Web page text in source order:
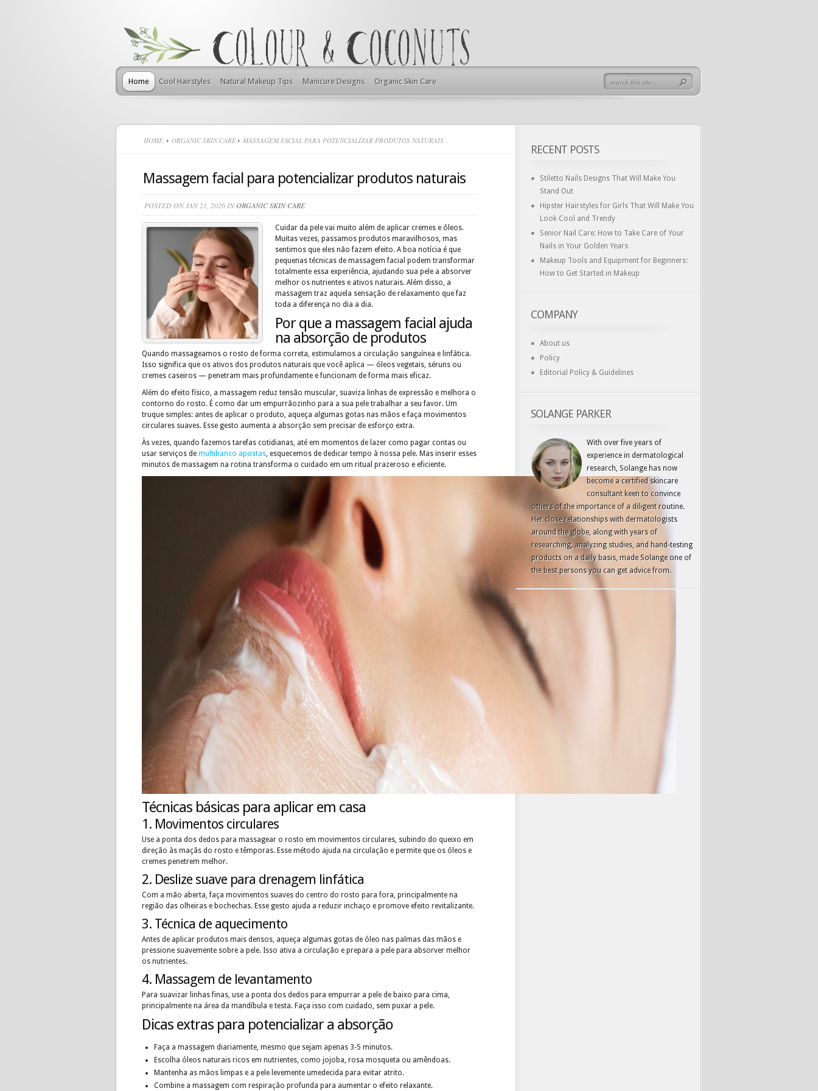
Home Cool Hairstyles Natural Makeup Tips Manicure Designs Organic Skin Care
HOME ORGANIC SKIN CARE MASSAGEM FACIAL PARA POTENCIALIZAR PRODUTOS NATURAIS
Massagem facial para potencializar produtos naturais
POSTED ON JAN 21, 2026 INORGANIC SKIN CARE
Cuidar da pele vai muito além de aplicar cremes e óleos.
Muitas vezes, passamos produtos maravilhosos, mas
sentimos que eles não fazem efeito. A boa notícia é que
pequenas técnicas de massagem facial podem transformar
totalmente essa experiência, ajudando sua pele a absorver
melhor os nutrientes e ativos naturais. Além disso, a
massagem traz aquela sensação de relaxamento que faz
toda a diferença no dia a dia.
Por que a massagem facial ajuda
na absorção de produtos
Quando massageamos o rosto de forma correta, estimulamos a circulação sanguínea e linfática.
Isso significa que os ativos dos produtos naturais que você aplica — óleos vegetais, séruns ou
cremes caseiros — penetram mais profundamente e funcionam de forma mais eficaz.
Além do efeito físico, a massagem reduz tensão muscular, suaviza linhas de expressão e melhora o
contorno do rosto. É como dar um empurrãozinho para a sua pele trabalhar a seu favor. Um
truque simples: antes de aplicar o produto, aqueça algumas gotas nas mãos e faça movimentos
circulares suaves. Esse gesto aumenta a absorção sem precisar de esforço extra.
Às vezes, quando fazemos tarefas cotidianas, até em momentos de lazer como pagar contas ou
usar serviços de multibanco apostas, esquecemos de dedicar tempo à nossa pele. Mas inserir esses
minutos de massagem na rotina transforma o cuidado em um ritual prazeroso e eficiente.
Técnicas básicas para aplicar em casa
1. Movimentos circulares
Use a ponta dos dedos para massagear o rosto em movimentos circulares, subindo do queixo em
direção às maçãs do rosto e têmporas. Esse método ajuda na circulação e permite que os óleos e
cremes penetrem melhor.
2. Deslize suave para drenagem linfática
Com a mão aberta, faça movimentos suaves do centro do rosto para fora, principalmente na
região das olheiras e bochechas. Esse gesto ajuda a reduzir inchaço e promove efeito revitalizante.
3. Técnica de aquecimento
Antes de aplicar produtos mais densos, aqueça algumas gotas de óleo nas palmas das mãos e
pressione suavemente sobre a pele. Isso ativa a circulação e prepara a pele para absorver melhor
os nutrientes.
4. Massagem de levantamento
Para suavizar linhas finas, use a ponta dos dedos para empurrar a pele de baixo para cima,
principalmente na área da mandíbula e testa. Faça isso com cuidado, sem puxar a pele.
Dicas extras para potencializar a absorção
Faça a massagem diariamente, mesmo que sejam apenas 3-5 minutos.
Escolha óleos naturais ricos em nutrientes, como jojoba, rosa mosqueta ou amêndoas.
Mantenha as mãos limpas e a pele levemente umedecida para evitar atrito.
Combine a massagem com respiração profunda para aumentar o efeito relaxante.
RECENT POSTS
Stiletto Nails Designs That Will Make You
Stand Out
Hipster Hairstyles for Girls That Will Make You
Look Cool and Trendy
Senior Nail Care: How to Take Care of Your
Nails in Your Golden Years
Makeup Tools and Equipment for Beginners:
How to Get Started in Makeup
COMPANY
About us
Policy
Editorial Policy & Guidelines
SOLANGE PARKER
With over five years of
experience in dermatological
research, Solange has now
become a certified skincare
consultant keen to convince
others of the importance of a diligent routine.
Her close relationships with dermatologists
around the globe, along with years of
researching, analyzing studies, and hand-testing
products on a daily basis, made Solange one of
the best persons you can get advice from.